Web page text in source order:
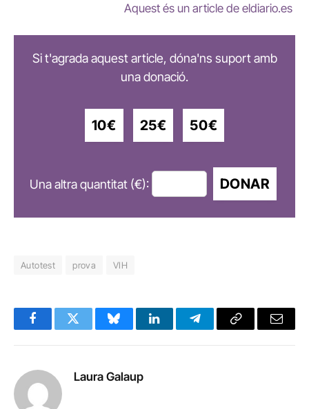
Aquest és un article de eldiario.es
Si t'agrada aquest article, dóna'ns suport amb
una donació.
10€ 25€ 50€
Una altra quantitat (€): DONAR
Autotest prova VIH
FacebookTwitter BlueskyLinkedInTelegramCopy
Email
Laura Galaup